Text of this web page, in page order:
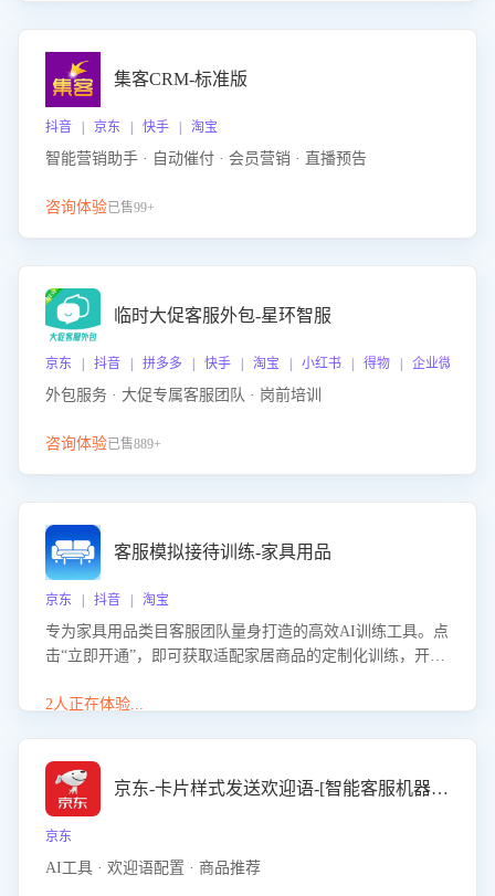
集客CRM-标准版
抖音 | 京东 | 快手 | 淘宝
智能营销助手 · 自动催付 · 会员营销 · 直播预告
咨询体验已售99+
临时大促客服外包-星环智服
京东 | 抖音 | 拼多多 | 快手 | 淘宝 | 小红书 | 得物 | 企业微信
外包服务 · 大促专属客服团队 · 岗前培训
咨询体验已售889+
客服模拟接待训练-家具用品
京东 | 抖音 | 淘宝
专为家具用品类目客服团队量身打造的高效AI训练工具。点
击“立即开通”，即可获取适配家居商品的定制化训练，开启
能、尺寸参数咨询等高频场景下的专业应对能力。
2人正在体验...
京东-卡片样式发送欢迎语-[智能客服机器人]
京东
AI工具 · 欢迎语配置 · 商品推荐